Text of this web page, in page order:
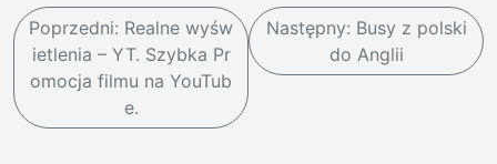
N
w
i
Poprzedni: Realne wyśw
ietlenia – YT. Szybka Pr
omocja filmu na YouTub
e.
Następny: Busy z polski
do Anglii